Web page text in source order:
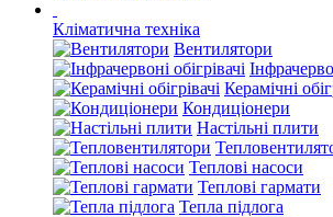
Кліматична техніка
Вентилятори
Керамічні
Кондиціонери
Настільні плити
Теплові насоси
Теплові гармати
Тепла підлога